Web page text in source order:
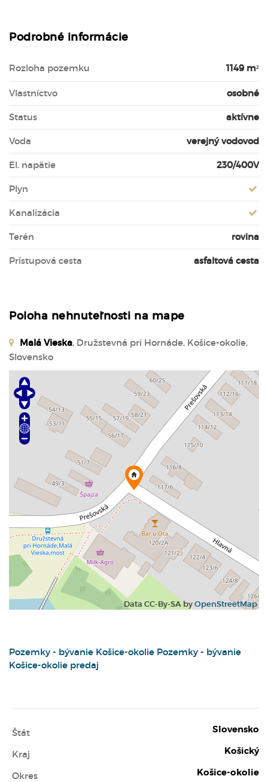
Podrobné informácie
Rozloha pozemku 1149 m²
Vlastníctvo osobné
Status aktívne
Voda verejný vodovod
El. napätie 230/400V
Plyn
Kanalizácia
Terén rovina
Prístupová cesta asfaltová cesta
Poloha nehnuteľnosti na mape
Malá Vieska, Družstevná pri Hornáde, Košice-okolie,
Slovensko
Data CC-By-SA by OpenStreetMap
Pozemky - bývanie Košice-okolie Pozemky - bývanie
Košice-okolie predaj
Štát Slovensko
Kraj Košický
Okres Košice-okolie